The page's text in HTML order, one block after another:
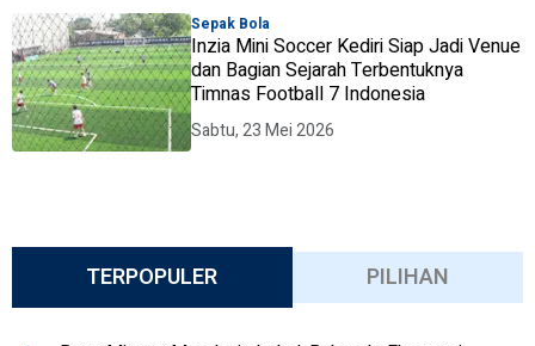
Sepak Bola
Inzia Mini Soccer Kediri Siap Jadi Venue
dan Bagian Sejarah Terbentuknya
Timnas Football 7 Indonesia
Sabtu, 23 Mei 2026
TERPOPULER PILIHAN